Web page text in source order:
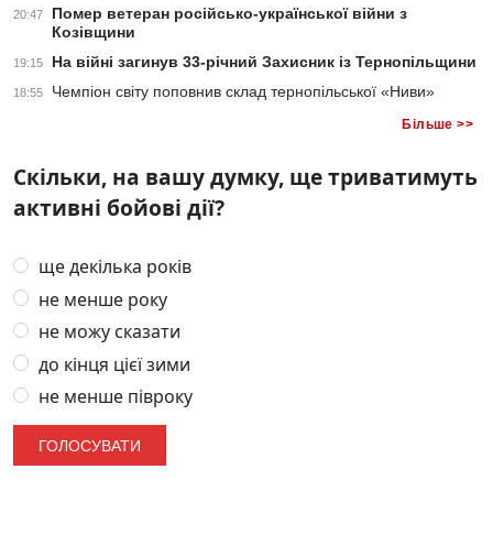
20:47
Помер ветеран російсько-української війни з
Козівщини
19:15 На війні загинув 33-річний Захисник із Тернопільщини
18:55 Чемпіон світу поповнив склад тернопільської «Ниви»
Більше >>
Скільки, на вашу думку, ще триватимуть
активні бойові дії?
ще декілька років
не менше року
не можу сказати
до кінця цієї зими
не менше півроку